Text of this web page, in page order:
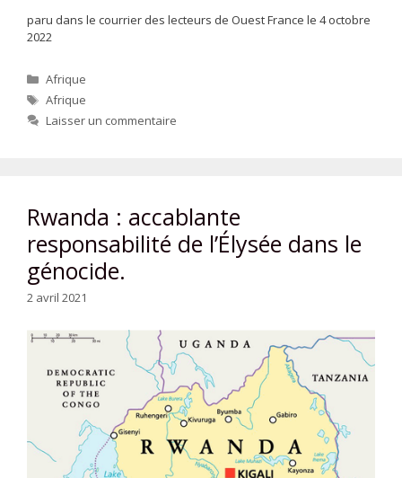
paru dans le courrier des lecteurs de Ouest France le 4 octobre
2022
Catégories
Afrique
Étiquettes
Afrique
Laisser un commentaire
Rwanda : accablante
responsabilité de l’Élysée dans le
génocide.
2 avril 2021